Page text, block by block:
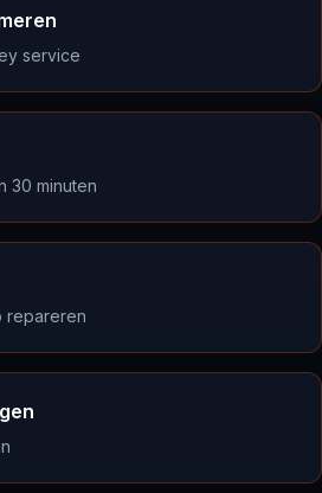
service
30 minuten
repareren